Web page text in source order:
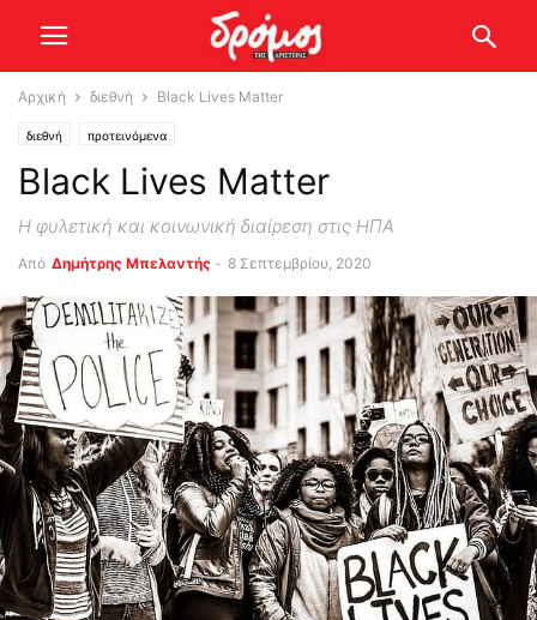
Αρχική διεθνή Black Lives Matter
διεθνή προτεινόμενα
Black Lives Matter
Η φυλετική και κοινωνική διαίρεση στις ΗΠΑ
Από Δημήτρης Μπελαντής - 8 Σεπτεμβρίου, 2020